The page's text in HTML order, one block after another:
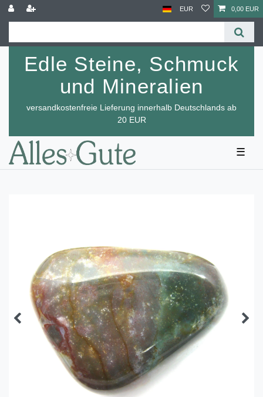
EUR 0,00 EUR
Edle Steine, Schmuck
und Mineralien
versandkostenfreie Lieferung innerhalb Deutschlands ab
20 EUR
☰